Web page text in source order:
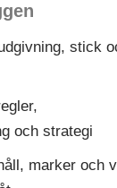
stick
och strategi
marker och